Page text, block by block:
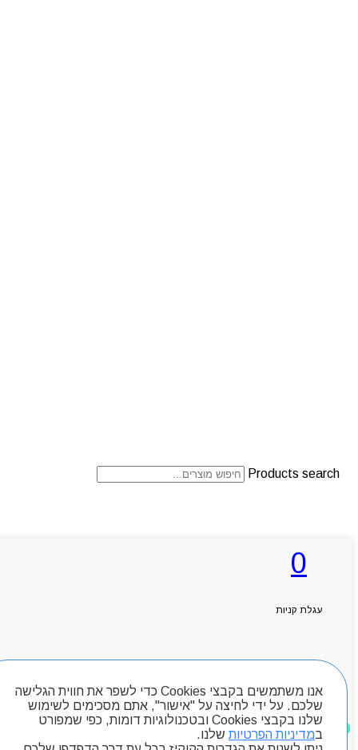
אנו משתמשים בקבצי Cookies כדי לשפר את חווית הגלישה
שלכם. על ידי לחיצה על "אישור", אתם מסכימים לשימוש
שלנו בקבצי Cookies ובטכנולוגיות דומות, כפי שמפורט
במדיניות הפרטיות שלנו.
0
עגלת קניות
חיפוש מוצרים
מוצרים שאהבתי
Products search
אודותניו
קטלוג מוצרים
יצירת קשר
מותגים